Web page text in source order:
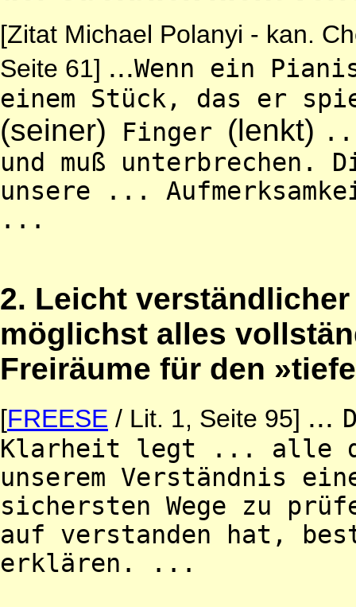
[Zitat Michael Polanyi - kan.
Seite 61] ...Wenn ein
einem Stück, das er
(seiner) Finger (lenkt)
und muß
unsere ...
...
2. Leicht
möglichst alles
Freiräume für den
[FREESE / Lit. 1, Seite 95] ...
Klarheit legt ... alle
unserem Verständnis
sichersten Wege zu
auf verstanden hat,
erklären. ...